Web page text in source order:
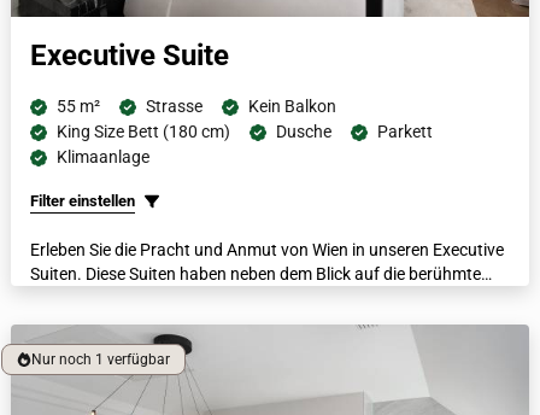
Executive Suite
55 m² Strasse
Kein Balkon
King Size Bett (180 cm)
Dusche
Parkett
Klimaanlage
Filter einstellen
Erleben Sie die Pracht und Anmut von Wien in unseren Executive
Suiten. Diese Suiten haben neben dem Blick auf die berühmte
Wohn- und Schlafbereich. Jede Suite verfügt über luxuriöse
Bademäntel, beheizte Fußböden, eine Nespresso-Maschine und
ein Badezimmer aus italienischem Marmor.
Nur noch 1 verfügbar